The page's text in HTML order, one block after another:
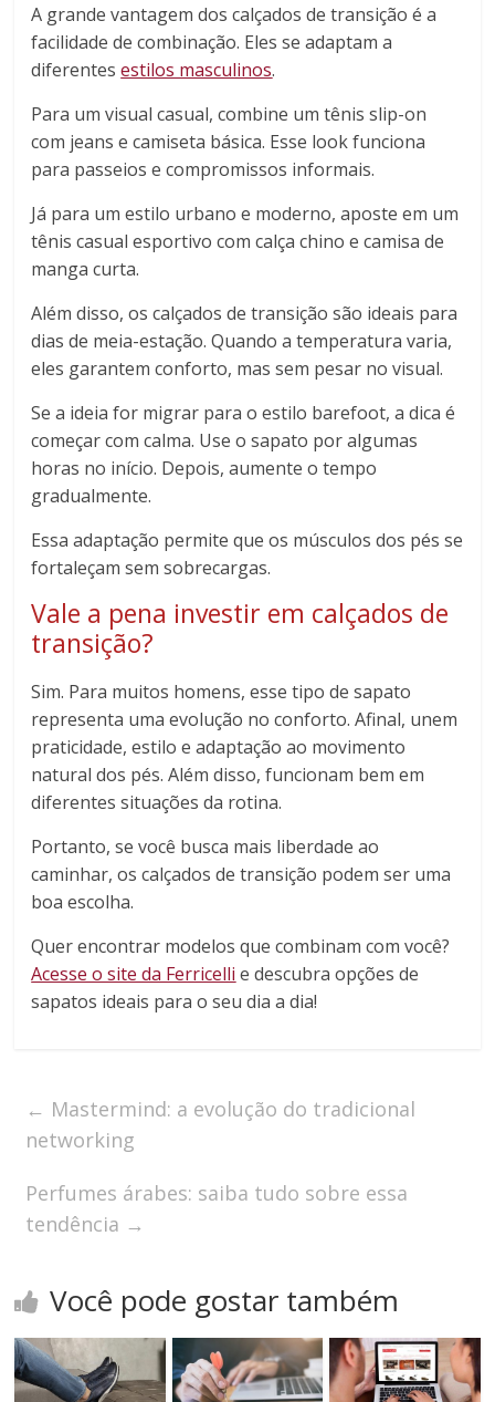
A grande vantagem dos calçados de transição é a
facilidade de combinação. Eles se adaptam a
diferentesestilos masculinos.
Para um visual casual, combine um tênis slip-on
com jeans e camiseta básica. Esse look funciona
para passeios e compromissos informais.
Já para um estilo urbano e moderno, aposte em um
tênis casual esportivo com calça chino e camisa de
manga curta.
Além disso, os calçados de transição são ideais para
dias de meia-estação. Quando a temperatura varia,
eles garantem conforto, mas sem pesar no visual.
Se a ideia for migrar para o estilo barefoot, a dica é
começar com calma. Use o sapato por algumas
horas no início. Depois, aumente o tempo
gradualmente.
Essa adaptação permite que os músculos dos pés se
fortaleçam sem sobrecargas.
Vale a pena investir em calçados de
transição?
Sim. Para muitos homens, esse tipo de sapato
representa uma evolução no conforto. Afinal, unem
praticidade, estilo e adaptação ao movimento
natural dos pés. Além disso, funcionam bem em
diferentes situações da rotina.
Portanto, se você busca mais liberdade ao
caminhar, os calçados de transição podem ser uma
boa escolha.
Quer encontrar modelos que combinam com você?
Acesse o site da Ferricelli e descubra opções de
sapatos ideais para o seu dia a dia!
← Mastermind: a evolução do tradicional
networking
Perfumes árabes: saiba tudo sobre essa
tendência →
Você pode gostar também